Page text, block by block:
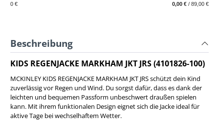
0 € 0,00 € / 89,00 €
Beschreibung
KIDS REGENJACKE MARKHAM JKT JRS (4101826-100)
MCKINLEY KIDS REGENJACKE MARKHAM JKT JRS schützt dein Kind
zuverlässig vor Regen und Wind. Du sorgst dafür, dass es dank der
leichten und bequemen Passform unbeschwert draußen spielen
kann. Mit ihrem funktionalen Design eignet sich die Jacke ideal für
aktive Tage bei wechselhaftem Wetter.